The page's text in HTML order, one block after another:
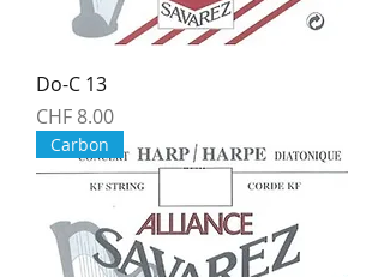
Do-C 13
Price
CHF 8.00
Carbon